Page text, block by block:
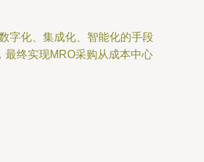
字化、集成化、智能化的手段
最终实现MRO采购从成本中心